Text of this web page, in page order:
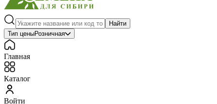
Найти
Тип ценыРозничная
Главная
Каталог
Войти